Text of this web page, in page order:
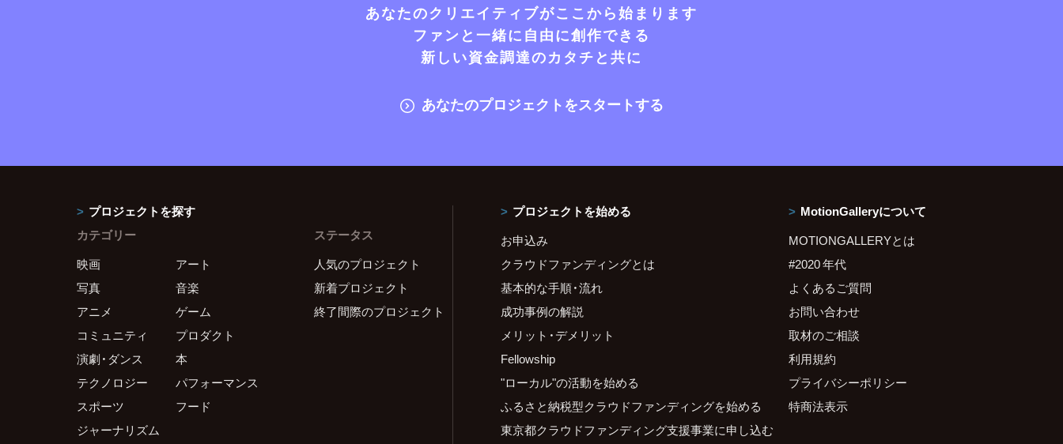
あなたのクリエイティブがここから始まります
ファンと一緒に自由に創作できる
新しい資金調達のカタチと共に
あなたのプロジェクトをスタートする
プロジェクトを探す
カテゴリー
映画
アート
写真
音楽
アニメ
ゲーム
コミュニティ
プロダクト
演劇・ダンス
本
テクノロジー
パフォーマンス
スポーツ
フード
ジャーナリズム
ステータス
人気のプロジェクト
新着プロジェクト
終了間際のプロジェクト
プロジェクトを始める
お申込み
クラウドファンディングとは
基本的な手順・流れ
成功事例の解説
メリット・デメリット
Fellowship
"ローカル"の活動を始める
ふるさと納税型クラウドファンディングを始める
東京都クラウドファンディング支援事業に申し込む
MotionGalleryについて
MOTIONGALLERYとは
#2020 年代
よくあるご質問
お問い合わせ
取材のご相談
利用規約
プライバシーポリシー
特商法表示